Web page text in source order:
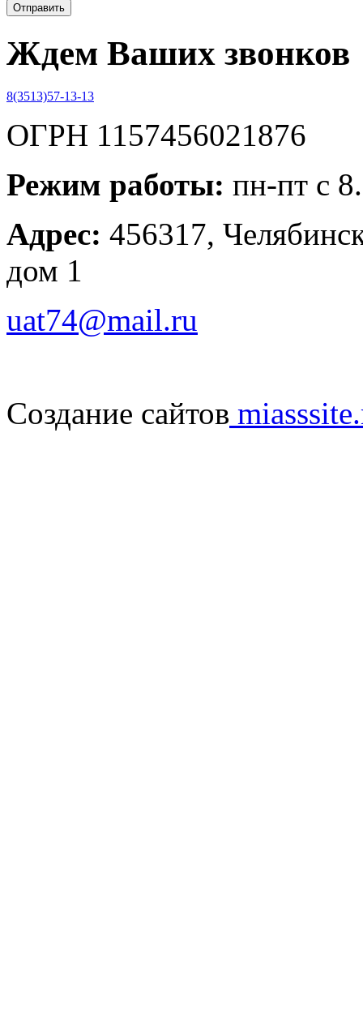
Ждем Ваших звонков
8(3513)57-13-13
ОГРН 1157456021876
Режим работы: пн-пт с
Адрес: 456317,
дом 1
uat74@mail.ru
Создание сайтов